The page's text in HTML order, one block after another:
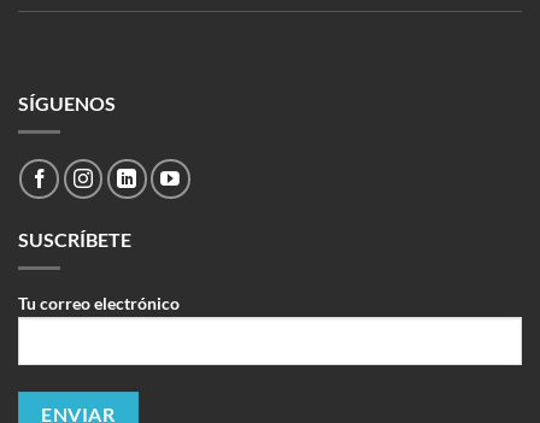
SÍGUENOS
SUSCRÍBETE
Tu correo electrónico